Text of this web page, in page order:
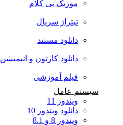
موزیک بی کلام
تیتراژ سریال
دانلود مستند
دانلود کارتون و انیمیشن
فیلم آموزشی
سیستم عامل
ویندوز 11
دانلود ویندوز 10
ویندوز 8 و 8.1